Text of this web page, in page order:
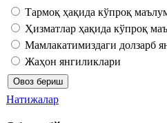
Тармоқ ҳақида кўпроқ
Ҳизматлар ҳақида кўпроқ
Мамлакатимиздаги долзарб
Жаҳон янгиликлари
Натижалар